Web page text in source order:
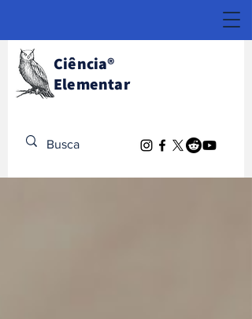
Ciência®
Elementar